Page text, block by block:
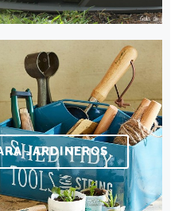
JARDINEROS